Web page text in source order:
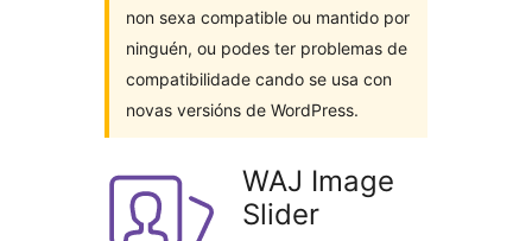
non sexa compatible ou mantido por
ninguén, ou podes ter problemas de
compatibilidade cando se usa con
novas versións de WordPress.
WAJ Image
Slider